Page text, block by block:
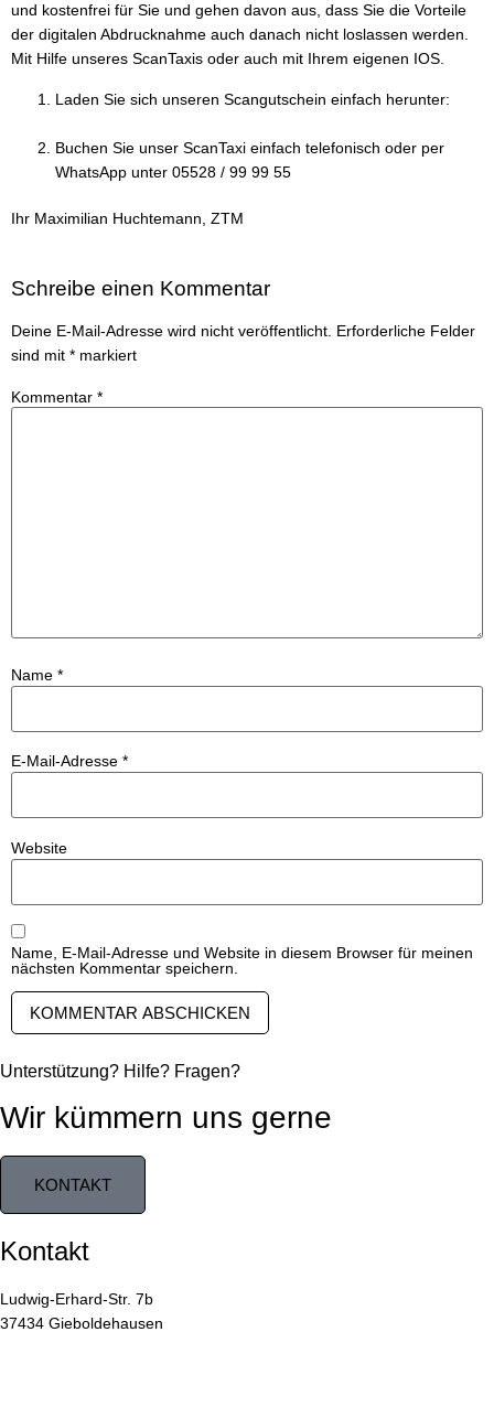
und kostenfrei für Sie und gehen davon aus, dass Sie die Vorteile
der digitalen Abdrucknahme auch danach nicht loslassen werden.
Mit Hilfe unseres ScanTaxis oder auch mit Ihrem eigenen IOS.
Laden Sie sich unseren Scangutschein einfach herunter:
Buchen Sie unser ScanTaxi einfach telefonisch oder per
WhatsApp unter 05528 / 99 99 55
Ihr Maximilian Huchtemann, ZTM
Schreibe einen Kommentar
Deine E-Mail-Adresse wird nicht veröffentlicht. Erforderliche Felder
sind mit * markiert
Kommentar *
Name *
E-Mail-Adresse *
Website
Name, E-Mail-Adresse und Website in diesem Browser für meinen
nächsten Kommentar speichern.
Unterstützung? Hilfe? Fragen?
Wir kümmern uns gerne
KONTAKT
Kontakt
Ludwig-Erhard-Str. 7b
37434 Gieboldehausen